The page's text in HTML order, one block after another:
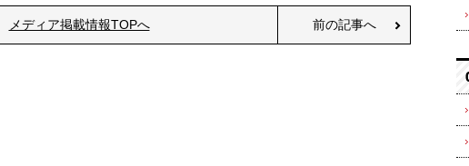
メディア掲載情報TOPへ 前の記事へ